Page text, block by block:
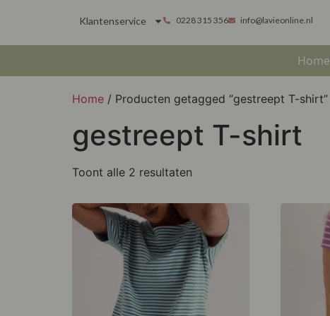
Klantenservice 0228 315 356 info@lavieonline.nl
Home
Home / Producten getagged “gestreept T-shirt”
gestreept T-shirt
Toont alle 2 resultaten